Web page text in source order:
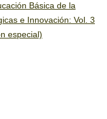
Básica de la
e Innovación: Vol. 3
especial)